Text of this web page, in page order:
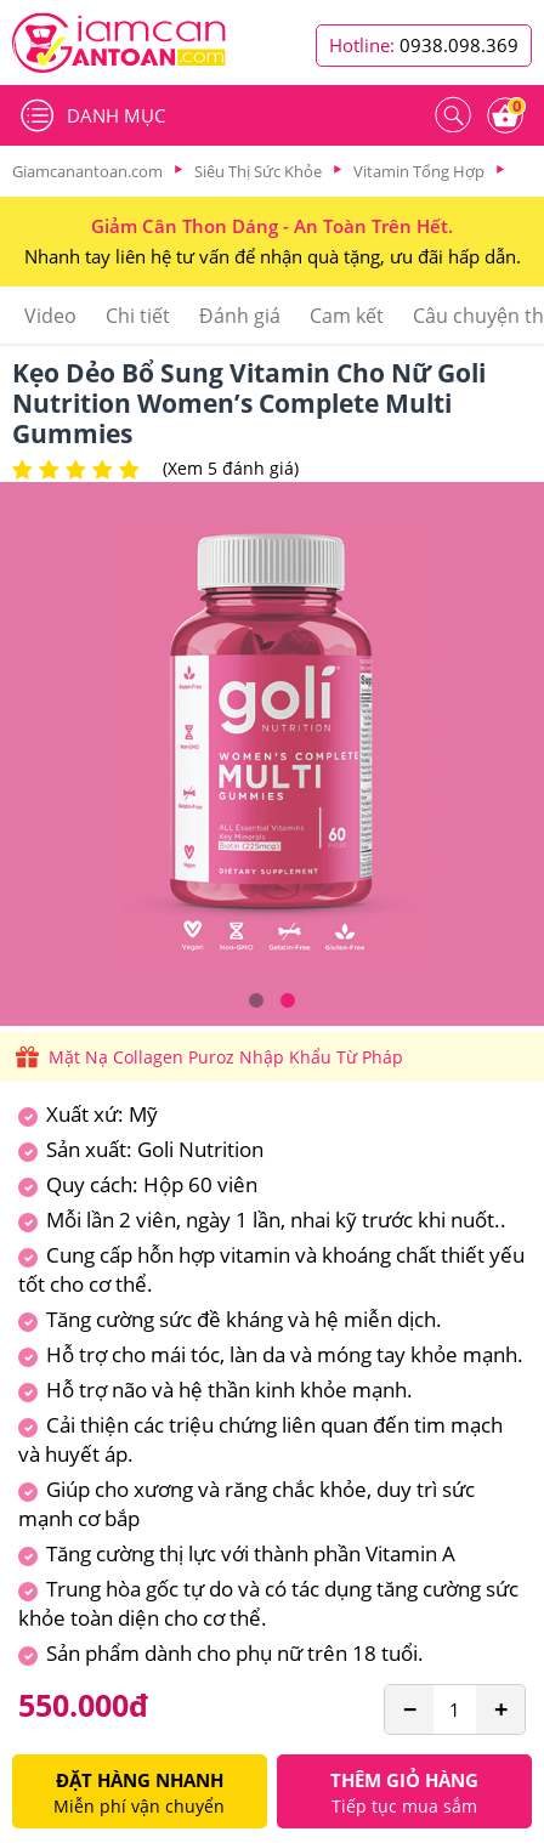
Hotline: 0938.098.369
0
DANH MỤC
Giamcanantoan.com Siêu Thị Sức Khỏe Vitamin Tổng Hợp
Giảm Cân Thon Dáng - An Toàn Trên Hết.
Nhanh tay liên hệ tư vấn để nhận quà tặng, ưu đãi hấp dẫn.
Video Chi tiết Đánh giá Cam kết Câu chuyện
Kẹo Dẻo Bổ Sung Vitamin Cho Nữ Goli
Nutrition Women’s Complete Multi
Gummies
(Xem 5 đánh giá)
Mặt Nạ Collagen Puroz Nhập Khẩu Từ Pháp
Xuất xứ: Mỹ
Sản xuất: Goli Nutrition
Quy cách: Hộp 60 viên
Mỗi lần 2 viên, ngày 1 lần, nhai kỹ trước khi nuốt..
Cung cấp hỗn hợp vitamin và khoáng chất thiết yếu
tốt cho cơ thể.
Tăng cường sức đề kháng và hệ miễn dịch.
Hỗ trợ cho mái tóc, làn da và móng tay khỏe mạnh.
Hỗ trợ não và hệ thần kinh khỏe mạnh.
Cải thiện các triệu chứng liên quan đến tim mạch
và huyết áp.
Giúp cho xương và răng chắc khỏe, duy trì sức
mạnh cơ bắp
Tăng cường thị lực với thành phần Vitamin A
Trung hòa gốc tự do và có tác dụng tăng cường sức
khỏe toàn diện cho cơ thể.
Sản phẩm dành cho phụ nữ trên 18 tuổi.
550.000đ +
−
THÊM GIỎ HÀNG
Tiếp tục mua sắm
ĐẶT HÀNG NHANH
Miễn phí vận chuyển